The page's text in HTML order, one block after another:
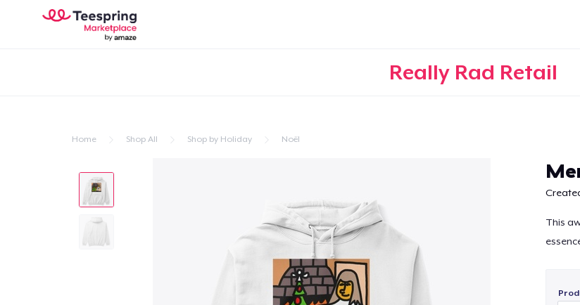
Really Rad Retail
Home Shop All Shop by Holiday Noël
This